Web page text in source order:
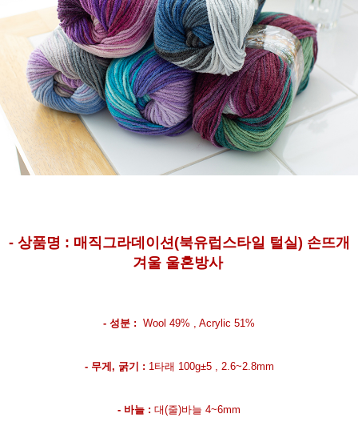
- 상품명 : 매직그라데이션(북유럽스타일 털실) 손뜨개
겨울 울혼방사
- 성분 : Wool 49% , Acrylic 51%
- 무게, 굵기 : 1타래 100g±5 , 2.6~2.8mm
- 바늘 : 대(줄)바늘 4~6mm